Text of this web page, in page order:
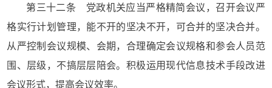
第三十二条 党政机关应当严格精简会议，召开会议严
格实行计划管理，能不开的坚决不开，可合并的坚决合并。
从严控制会议规模、会期，合理确定会议规格和参会人员范
围、层级，不搞层层陪会。积极运用现代信息技术手段改进
会议形式，提高会议效率。